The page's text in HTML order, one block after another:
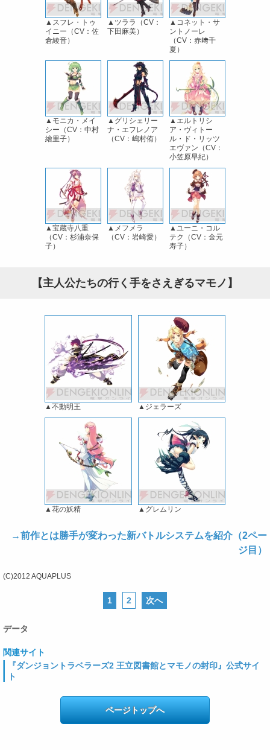
▲スフレ・トゥ
イニー（CV：佐
倉綾音）
▲ツララ（CV：
下田麻美）
▲コネット・サ
ントノーレ
（CV：赤﨑千
夏）
▲モニカ・メイ
シー（CV：中村
繪里子）
▲グリシェリー
ナ・エフレノア
（CV：嶋村侑）
▲エルトリシ
ア・ヴィトー
ル・ド・リッツ
エヴァン（CV：
小笠原早紀）
▲宝蔵寺八重
（CV：杉浦奈保
子）
▲メフメラ
（CV：岩崎愛）
▲ユーニ・コル
テク（CV：金元
寿子）
【主人公たちの行く手をさえぎるマモノ】
▲不動明王 ▲ジェラーズ
▲花の妖精 ▲グレムリン
→前作とは勝手が変わった新バトルシステムを紹介（2ペー
ジ目）
(C)2012 AQUAPLUS
1 2 次へ
データ
関連サイト
『ダンジョントラベラーズ2 王立図書館とマモノの封印』公式サイ
ト
ページトップへ